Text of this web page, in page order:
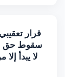
سقوط حق
لا يبدأ